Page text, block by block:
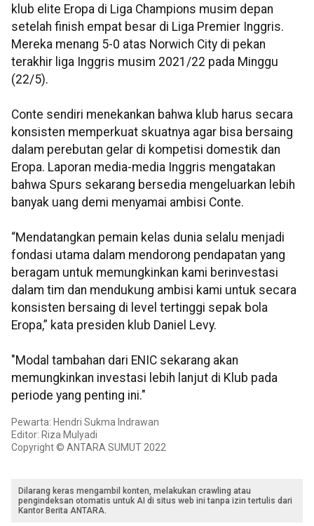
klub elite Eropa di Liga Champions musim depan
setelah finish empat besar di Liga Premier Inggris.
Mereka menang 5-0 atas Norwich City di pekan
terakhir liga Inggris musim 2021/22 pada Minggu
(22/5).
Conte sendiri menekankan bahwa klub harus secara
konsisten memperkuat skuatnya agar bisa bersaing
dalam perebutan gelar di kompetisi domestik dan
Eropa. Laporan media-media Inggris mengatakan
bahwa Spurs sekarang bersedia mengeluarkan lebih
banyak uang demi menyamai ambisi Conte.
“Mendatangkan pemain kelas dunia selalu menjadi
fondasi utama dalam mendorong pendapatan yang
beragam untuk memungkinkan kami berinvestasi
dalam tim dan mendukung ambisi kami untuk secara
konsisten bersaing di level tertinggi sepak bola
Eropa,” kata presiden klub Daniel Levy.
"Modal tambahan dari ENIC sekarang akan
memungkinkan investasi lebih lanjut di Klub pada
periode yang penting ini."
Pewarta: Hendri Sukma Indrawan
Editor: Riza Mulyadi
Copyright © ANTARA SUMUT 2022
Dilarang keras mengambil konten, melakukan crawling atau
pengindeksan otomatis untuk AI di situs web ini tanpa izin tertulis dari
Kantor Berita ANTARA.